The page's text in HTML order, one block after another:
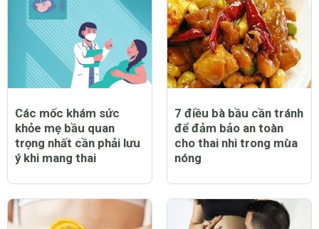
Các mốc khám sức
khỏe mẹ bầu quan
trọng nhất cần phải lưu
ý khi mang thai
7 điều bà bầu cần tránh
để đảm bảo an toàn
cho thai nhi trong mùa
nóng